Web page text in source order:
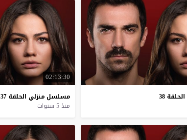
الحلقة 38
02:13:30
مسلسل منزلي الحلقة 37
منذ 5 سنوات